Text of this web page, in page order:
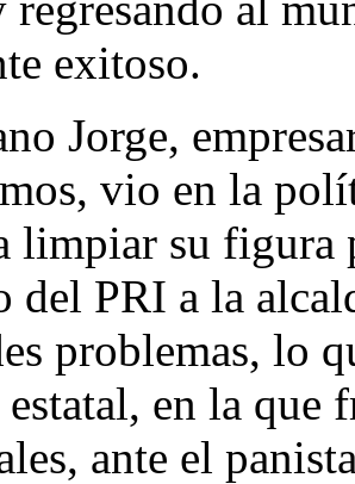
exitoso.
Jorge,
vio en la
limpiar su
del PRI a la
problemas, lo
en la que
ante el